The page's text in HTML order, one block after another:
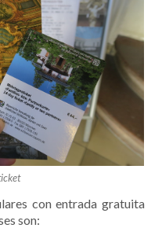
con entrada gratuita
son: